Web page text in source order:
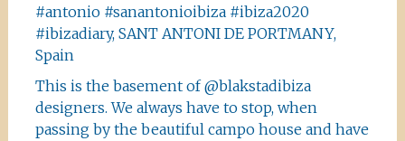
#antonio #sanantonioibiza #ibiza2020
#ibizadiary, SANT ANTONI DE PORTMANY,
Spain
This is the basement of @blakstadibiza
designers. We always have to stop, when
passing by the beautiful campo house and have